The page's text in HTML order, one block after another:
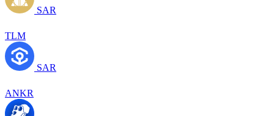
SAR
TLM
SAR
ANKR